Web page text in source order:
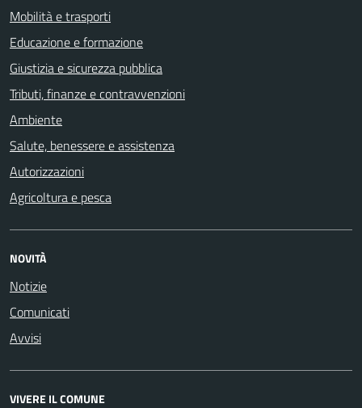
Mobilità e trasporti
Educazione e formazione
Giustizia e sicurezza pubblica
Tributi, finanze e contravvenzioni
Ambiente
Salute, benessere e assistenza
Autorizzazioni
Agricoltura e pesca
NOVITÀ
Notizie
Comunicati
Avvisi
VIVERE IL COMUNE